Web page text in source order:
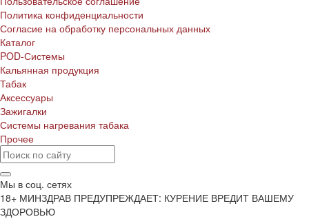
Политика конфиденциальности
Согласие на обработку персональных данных
Каталог
POD-Системы
Кальянная продукция
Табак
Аксессуары
Зажигалки
Системы нагревания табака
Прочее
Мы в соц. сетях
18+ МИНЗДРАВ ПРЕДУПРЕЖДАЕТ: КУРЕНИЕ ВРЕДИТ ВАШЕМУ
ЗДОРОВЬЮ